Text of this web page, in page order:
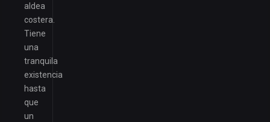
aldea
costera.
Tiene
una
tranquila
existencia
hasta
que
un